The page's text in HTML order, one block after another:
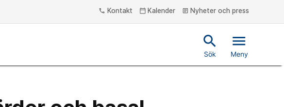
phone Kontakt calendar_today Kalender article Nyheter och press
search
Sök
menu
Meny